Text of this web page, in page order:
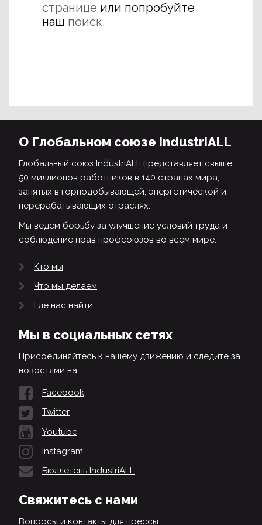
странице или попробуйте
наш поиск.
О Глобальном союзе IndustriALL
Глобальный союз IndustriALL представляет свыше
50 миллионов работников в 140 странах мира,
занятых в горнодобывающей, энергетической и
перерабатывающих отраслях.
Мы ведем борьбу за улучшение условий труда и
соблюдение прав профсоюзов во всем мире.
Кто мы
Что мы делаем
Где нас найти
Мы в социальных сетях
Присоединяйтесь к нашему движению и следите за
новостями на:
Facebook
Twitter
Youtube
Instagram
Бюллетень IndustriALL
Свяжитесь с нами
Вопросы и контакты для прессы: